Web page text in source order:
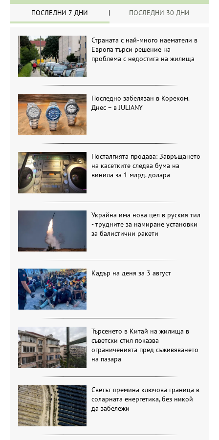
ПОСЛЕДНИ 7 ДНИ ПОСЛЕДНИ 30 ДНИ
Страната с най-много наематели в
Европа търси решение на
проблема с недостига на жилища
Последно забелязан в Кореком.
Днес – в JULIANY
Носталгията продава: Завръщането
на касетките следва бума на
винила за 1 млрд. долара
Украйна има нова цел в руския тил
- трудните за намиране установки
за балистични ракети
Кадър на деня за 3 август
Търсенето в Китай на жилища в
съветски стил показва
ограниченията пред съживяването
на пазара
Светът премина ключова граница в
соларната енергетика, без никой
да забележи